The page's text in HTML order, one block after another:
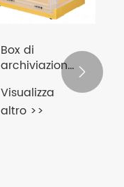
Box di
archiviazione
pieghevole
86L
Visualizza
altro >>
